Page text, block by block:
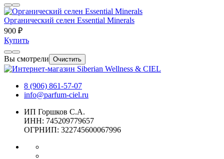
Органический селен Essential Minerals
900 ₽
Купить
Вы смотрели Очистить
8 (906) 861-57-07
info@parfum-ciel.ru
ИП Горшков С.А.
ИНН: 745209779657
ОГРНИП: 322745600067996